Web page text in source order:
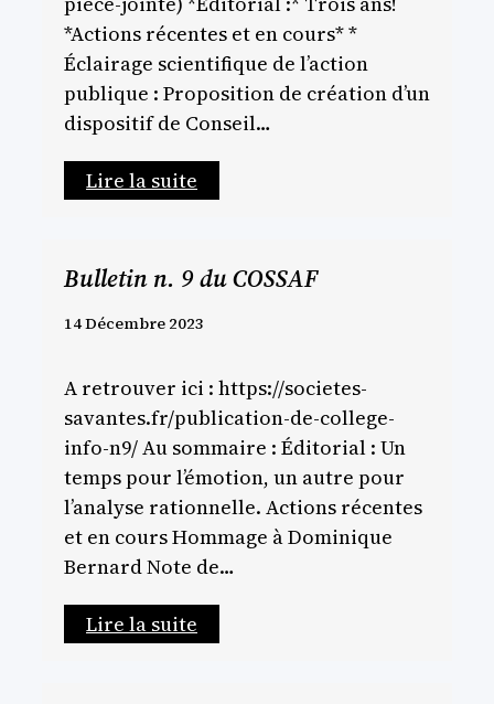
*Actions récentes et en cours* *
Éclairage scientifique de l’action
publique : Proposition de création d’un
dispositif de Conseil…
Lire la suite
Bulletin n. 9 du COSSAF
14 Décembre 2023
A retrouver ici : https://societes-
savantes.fr/publication-de-college-
info-n9/ Au sommaire : Éditorial : Un
temps pour l’émotion, un autre pour
l’analyse rationnelle. Actions récentes
et en cours Hommage à Dominique
Bernard Note de…
Lire la suite